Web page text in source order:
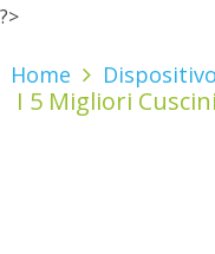
?>
Home
I 5 Migliori